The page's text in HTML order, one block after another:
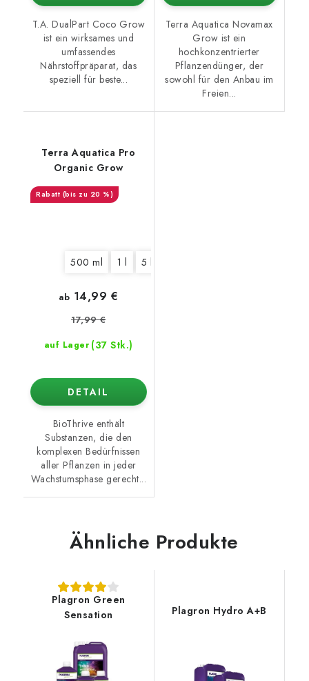
T.A. DualPart Coco Grow
ist ein wirksames und
umfassendes
Nährstoffpräparat, das
speziell für beste...
Terra Aquatica Novamax
Grow ist ein
hochkonzentrierter
Pflanzendünger, der
sowohl für den Anbau im
Freien...
Terra Aquatica Pro
Organic Grow
(bis zu 20 %)
500 ml 1 l 5 l
auf Lager (37 Stk.)
ab 14,99 €
17,99 €
DETAIL
BioThrive enthält
Substanzen, die den
komplexen Bedürfnissen
aller Pflanzen in jeder
Wachstumsphase gerecht...
Ähnliche Produkte
Plagron Green
Sensation
Plagron Hydro A+B